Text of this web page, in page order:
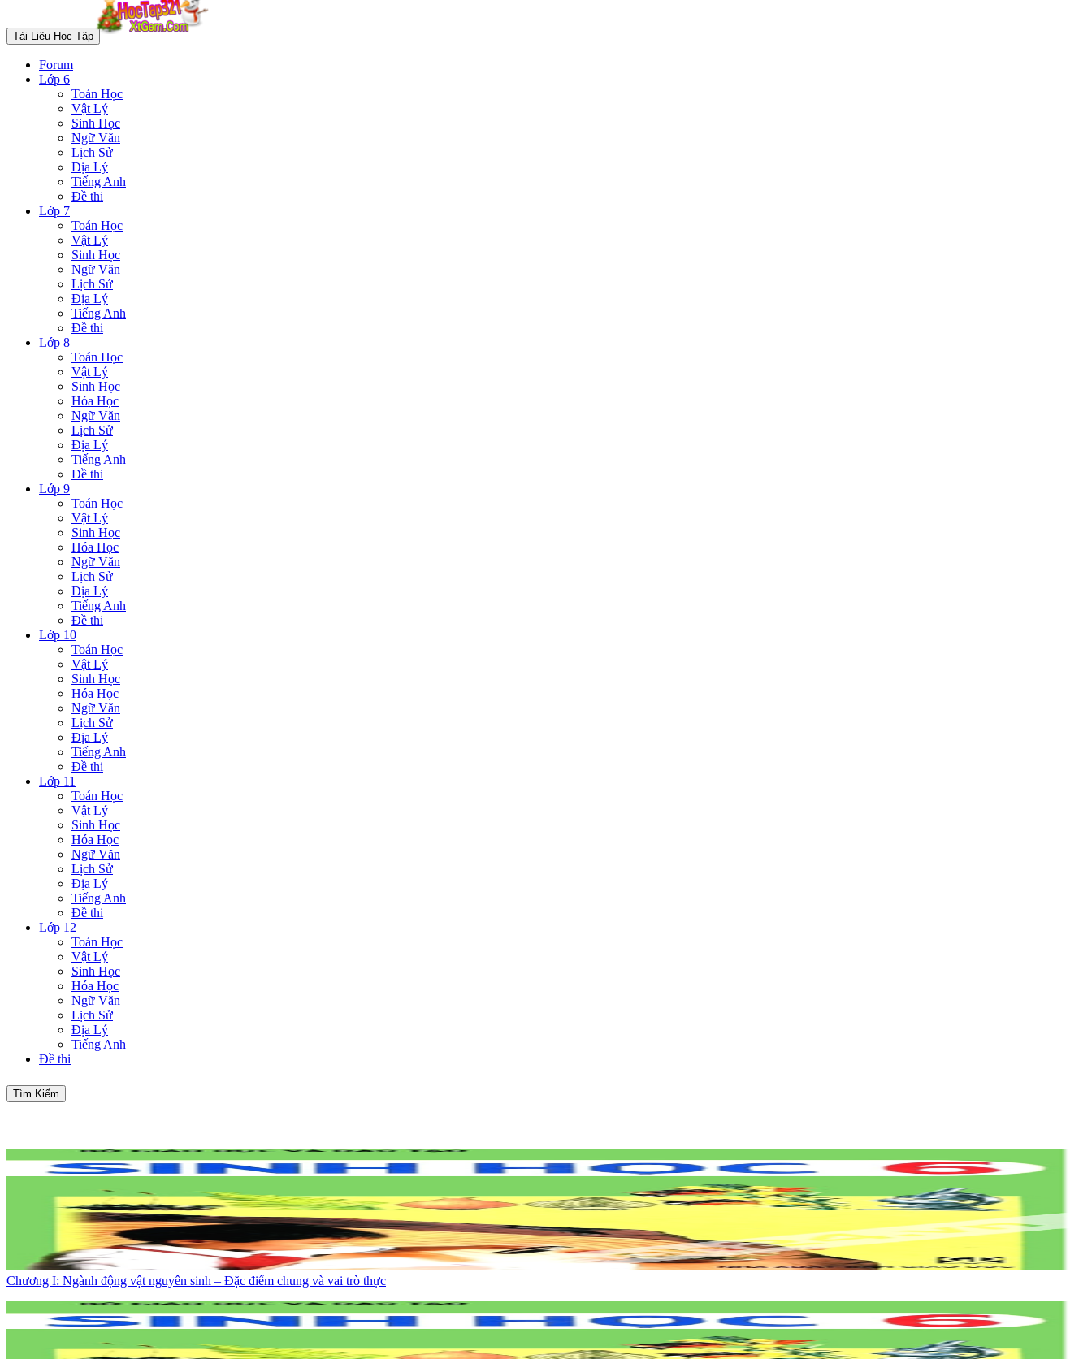
Tài Liệu Học Tập
Forum
Lớp 6
Toán Học
Vật Lý
Sinh Học
Ngữ Văn
Lịch Sử
Địa Lý
Tiếng Anh
Đề thi
Lớp 7
Toán Học
Vật Lý
Sinh Học
Ngữ Văn
Lịch Sử
Địa Lý
Tiếng Anh
Đề thi
Lớp 8
Toán Học
Vật Lý
Sinh Học
Hóa Học
Ngữ Văn
Lịch Sử
Địa Lý
Tiếng Anh
Đề thi
Lớp 9
Toán Học
Vật Lý
Sinh Học
Hóa Học
Ngữ Văn
Lịch Sử
Địa Lý
Tiếng Anh
Đề thi
Lớp 10
Toán Học
Vật Lý
Sinh Học
Hóa Học
Ngữ Văn
Lịch Sử
Địa Lý
Tiếng Anh
Đề thi
Lớp 11
Toán Học
Vật Lý
Sinh Học
Hóa Học
Ngữ Văn
Lịch Sử
Địa Lý
Tiếng Anh
Đề thi
Lớp 12
Toán Học
Vật Lý
Sinh Học
Hóa Học
Ngữ Văn
Lịch Sử
Địa Lý
Tiếng Anh
Đề thi
Tìm Kiếm
Chương I: Ngành động vật nguyên sinh – Đặc điểm chung và vai trò thực